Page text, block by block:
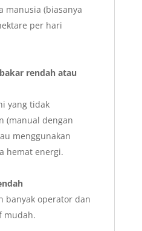
manusia (biasanya
per hari
rendah atau
yang tidak
(manual dengan
menggunakan
hemat energi.
banyak operator dan
mudah.